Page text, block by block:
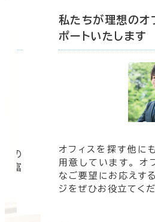
の
豊富
私たちが理想のオ
ポートいたします
オフィスを探す他に
用意しています。 オ
なご要望にお応えす
ジをぜひお役立てくだ